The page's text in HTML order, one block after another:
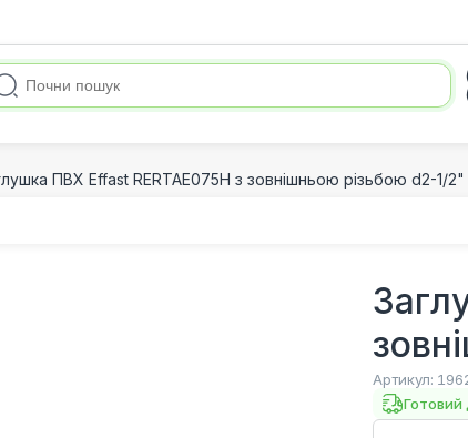
ПВХ Effast RERTAE075H з зовнішньою різьбою d2-1/2"
Артикул:
Готовий